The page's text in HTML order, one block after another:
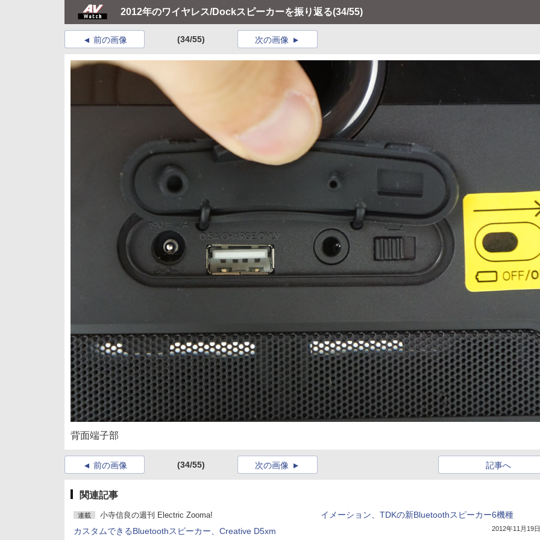
2012年のワイヤレス/Dockスピーカーを振り返る(34/55)
前の画像 (34/55) 次の画像
背面端子部
前の画像 (34/55) 記事へ
次の画像
関連記事
連載 小寺信良の週刊 Electric Zooma!
カスタムできるBluetoothスピーカー、Creative D5xm
イメーション、TDKの新Bluetoothスピーカー6機種
2012年11月19日